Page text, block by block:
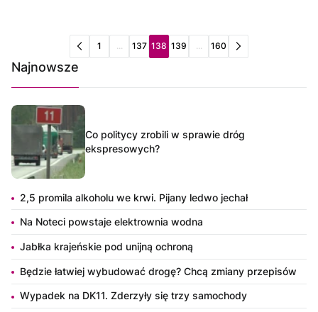
1 ... 137 138 139 ... 160
Najnowsze
Co politycy zrobili w sprawie dróg
ekspresowych?
2,5 promila alkoholu we krwi. Pijany ledwo jechał
Na Noteci powstaje elektrownia wodna
Jabłka krajeńskie pod unijną ochroną
Będzie łatwiej wybudować drogę? Chcą zmiany przepisów
Wypadek na DK11. Zderzyły się trzy samochody